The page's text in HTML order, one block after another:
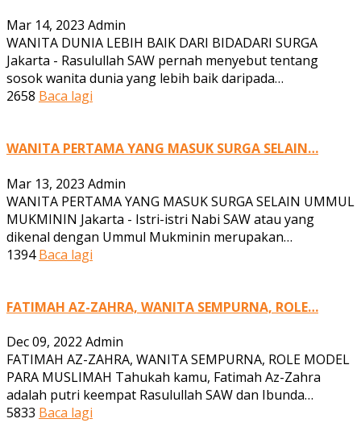
Mar 14, 2023 Admin
WANITA DUNIA LEBIH BAIK DARI BIDADARI SURGA
Jakarta - Rasulullah SAW pernah menyebut tentang
sosok wanita dunia yang lebih baik daripada…
2658 Baca lagi
WANITA PERTAMA YANG MASUK SURGA SELAIN…
Mar 13, 2023 Admin
WANITA PERTAMA YANG MASUK SURGA SELAIN UMMUL
MUKMININ Jakarta - Istri-istri Nabi SAW atau yang
dikenal dengan Ummul Mukminin merupakan…
1394 Baca lagi
FATIMAH AZ-ZAHRA, WANITA SEMPURNA, ROLE…
Dec 09, 2022 Admin
FATIMAH AZ-ZAHRA, WANITA SEMPURNA, ROLE MODEL
PARA MUSLIMAH Tahukah kamu, Fatimah Az-Zahra
adalah putri keempat Rasulullah SAW dan Ibunda…
5833 Baca lagi